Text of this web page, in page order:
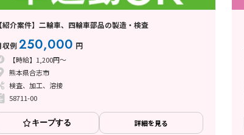
【紹介案件】二輪車、四輪車部品の製造・検査
収例250,000 円
【時給】1,200円～
熊本県合志市
検査、加工、溶接
58711-00
キープする 詳細を見る